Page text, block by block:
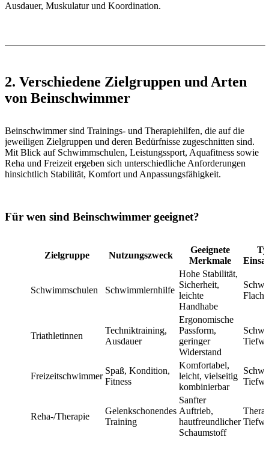
Ausdauer, Muskulatur und Koordination.
2. Verschiedene Zielgruppen und Arten
von Beinschwimmer
Beinschwimmer sind Trainings- und Therapiehilfen, die auf die
jeweiligen Zielgruppen und deren Bedürfnisse zugeschnitten sind.
Mit Blick auf Schwimmschulen, Leistungssport, Aquafitness sowie
Reha und Freizeit ergeben sich unterschiedliche Anforderungen
hinsichtlich Stabilität, Komfort und Anpassungsfähigkeit.
Für wen sind Beinschwimmer geeignet?
Zielgruppe Nutzungszweck
Geeignete
Merkmale
Schwimmschulen Schwimmlernhilfe
Hohe Stabilität,
Sicherheit,
leichte
Handhabe
Triathletinnen
Techniktraining,
Ausdauer
Ergonomische
Passform,
geringer
Widerstand
Freizeitschwimmer
Spaß, Kondition,
Fitness
Komfortabel,
leicht, vielseitig
kombinierbar
Reha-/Therapie
Gelenkschonendes
Training
Sanfter
Auftrieb,
hautfreundlicher
Schaumstoff